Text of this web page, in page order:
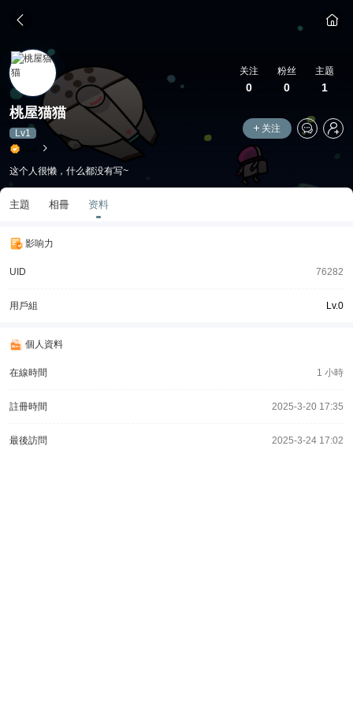
关注
0
粉丝
0
主题
1
桃屋猫猫
Lv1 关注
这个人很懒，什么都没有写~
主題 相冊 资料
影响力
UID 76282
用戶組 Lv.0
個人資料
在線時間 1 小時
註冊時間 2025-3-20 17:35
最後訪問 2025-3-24 17:02